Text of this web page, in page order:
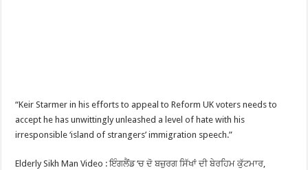
“Keir Starmer in his efforts to appeal to Reform UK voters needs to
accept he has unwittingly unleashed a level of hate with his
irresponsible ‘island of strangers’ immigration speech.”
Elderly Sikh Man Video : ਇੰਗਲੈਂਡ ‘ਚ ਦੋ ਬਜ਼ੁਰਗ ਸਿੱਖਾਂ ਦੀ ਬੇਰਹਿਮ ਕੁੱਟਮਾਰ,